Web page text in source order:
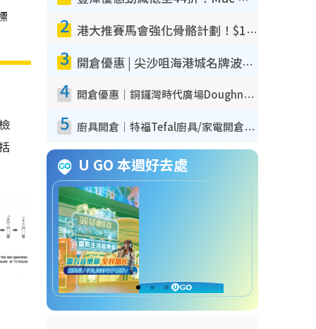
2 港大推賽馬會強化骨骼計劃！$100骨質密度X光檢查 完成免費運動訓練送超市禮券！附參加資格
3 開倉優惠 | 尖沙咀海港城名牌波鞋開倉低至1折！On鞋$899起／Joy&Peace鞋履$98起
4 開倉優惠｜銅鑼灣時代廣場Doughnut/Campo Marzio開倉低至1折！背囊、書包、手袋劈價$200起
5 廚具開倉｜特福Tefal廚具/家電開倉低至3折！$220起買平底鍋/炒鑊/湯煲！電飯煲/吸塵機/燙斗$418起
U GO 本週好去處